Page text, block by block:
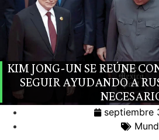
KIM JONG-UN SE REÚNE
SEGUIR AYUDANDO A
septiembre